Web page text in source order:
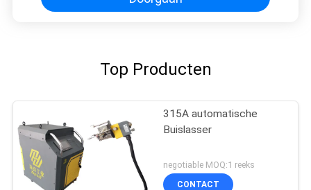
Top Producten
315A automatische
Buislasser
negotiable MOQ:1 reeks
CONTACT